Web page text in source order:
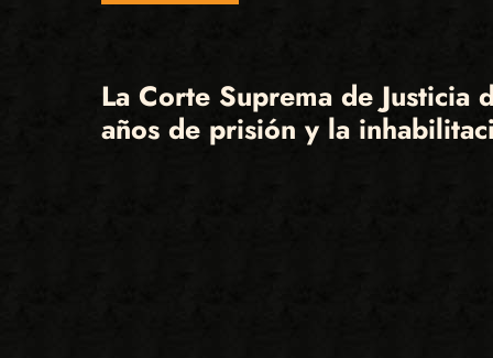
La Corte Suprema de Justicia
años de prisión y la